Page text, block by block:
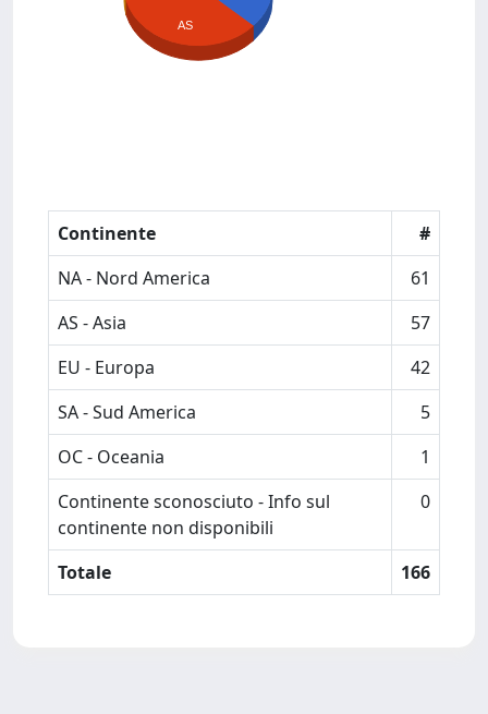
AS
Continente
#
NA - Nord America
61
AS - Asia
57
EU - Europa
42
SA - Sud America
5
OC - Oceania
1
Continente sconosciuto - Info sul
continente non disponibili
0
Totale 166